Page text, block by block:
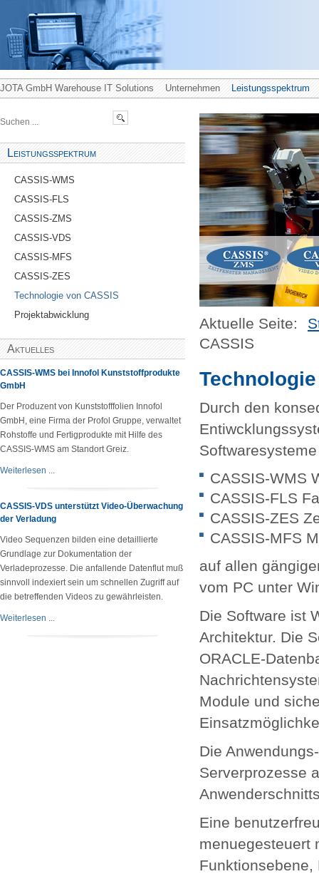
JOTA GmbH Warehouse IT Solutions Unternehmen Leistungsspektrum
Leistungsspektrum
CASSIS-WMS
CASSIS-FLS
CASSIS-ZMS
CASSIS-VDS
CASSIS-MFS
CASSIS-ZES
Technologie von CASSIS
Projektabwicklung
Aktuelles
CASSIS-WMS bei Innofol Kunststoffprodukte
GmbH
Der Produzent von Kunststofffolien Innofol
GmbH, eine Firma der Profol Gruppe, verwaltet
Rohstoffe und Fertigprodukte mit Hilfe des
CASSIS-WMS am Standort Greiz.
Weiterlesen ...
CASSIS-VDS unterstützt Video-Überwachung
der Verladung
Video Sequenzen bilden eine detaillierte
Grundlage zur Dokumentation der
Verladeprozesse. Die anfallende Datenflut muß
sinnvoll indexiert sein um schnellen Zugriff auf
die betreffenden Videos zu gewährleisten.
Weiterlesen ...
Aktuelle Seite:
CASSIS
Durch den
Softwaresysteme
CASSIS-WMS
CASSIS-FLS
CASSIS-ZES
CASSIS-MFS
auf allen
vom PC unter
Die Software ist
Architektur. Die
ORACLE-
Module und
Die
Serverprozesse
Eine
menuegesteuert
Funktionsebene,